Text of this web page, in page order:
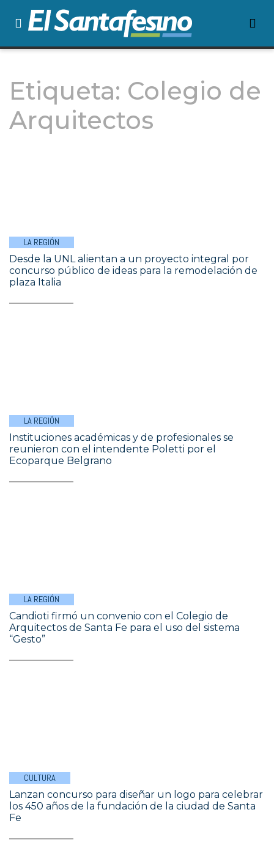
Etiqueta: Colegio de
Arquitectos
LA REGIÓN
Desde la UNL alientan a un proyecto integral por
concurso público de ideas para la remodelación de
plaza Italia
LA REGIÓN
Instituciones académicas y de profesionales se
reunieron con el intendente Poletti por el
Ecoparque Belgrano
LA REGIÓN
Candioti firmó un convenio con el Colegio de
Arquitectos de Santa Fe para el uso del sistema
“Gesto”
CULTURA
Lanzan concurso para diseñar un logo para celebrar
los 450 años de la fundación de la ciudad de Santa
Fe